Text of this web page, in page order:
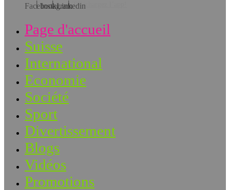
Téléchargez l’app!
Page d'accueil
Suisse
International
Economie
Société
Sport
Divertissement
Blogs
Vidéos
Promotions